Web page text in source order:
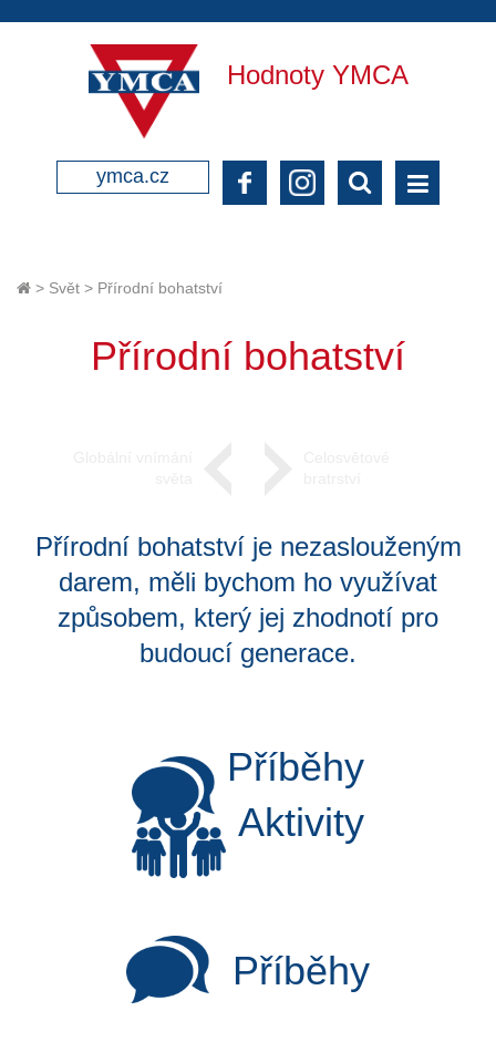
Hodnoty YMCA
ymca.cz
> Svět > Přírodní bohatství
Přírodní bohatství
Přírodní bohatství je nezaslouženým
darem, měli bychom ho využívat
způsobem, který jej zhodnotí pro
budoucí generace.
Příběhy
Aktivity
Příběhy